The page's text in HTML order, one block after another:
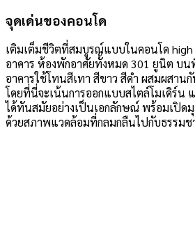
จุดเด่นของคอนโด
เติมเต็มชีวิตที่สมบูรณ์แบบในคอนโด high
อาคาร ห้องพักอาศัยทั้งหมด 301 ยูนิต บ
อาคารใช้โทนสีเทา สีขาว สีดำ ผสมผสา
โดยที่นี่จะเน้นการออกแบบสไตล์โมเดิร์น
ได้ทันสมัยอย่างเป็นเอกลักษณ์ พร้อมเปิด
ด้วยสภาพแวดล้อมที่กลมกลืนไปกับธรรมช